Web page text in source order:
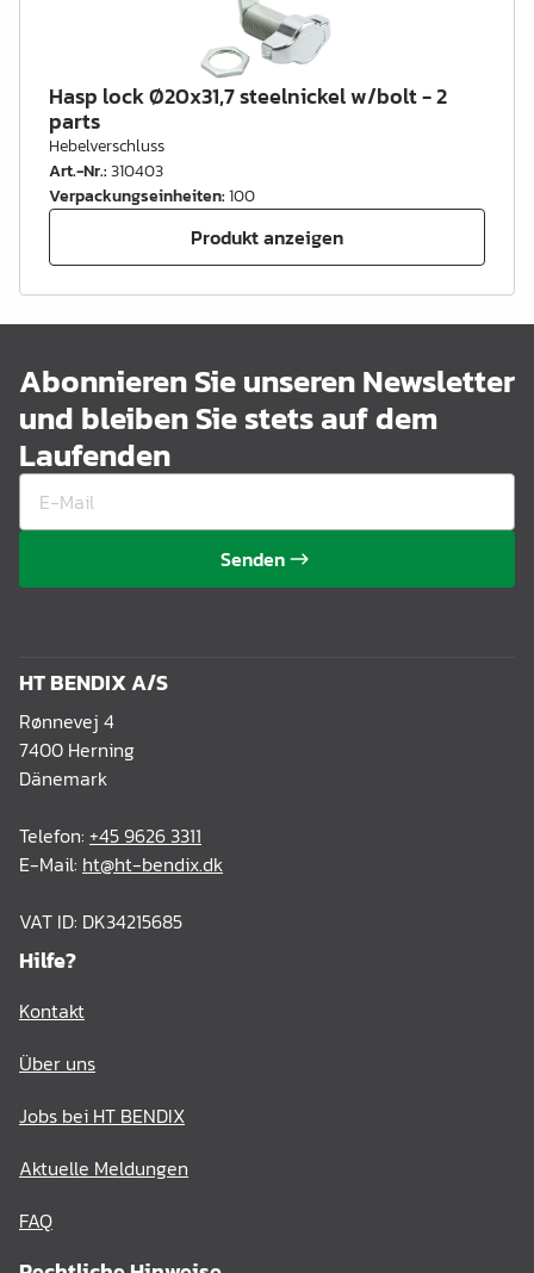
Hasp lock Ø20x31,7 steelnickel w/bolt - 2
parts
Hebelverschluss
Art.-Nr.:310403
Verpackungseinheiten:100
Produkt anzeigen
Abonnieren Sie unseren Newsletter
und bleiben Sie stets auf dem
Laufenden
Senden
HT BENDIX A/S
Rønnevej 4
7400 Herning
Dänemark
Telefon: +45 9626 3311
E-Mail: ht@ht-bendix.dk
VAT ID: DK34215685
Hilfe?
Kontakt
Über uns
Jobs bei HT BENDIX
Aktuelle Meldungen
FAQ